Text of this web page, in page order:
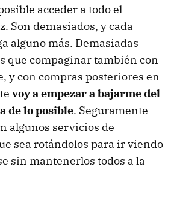
acceder a todo el
Son demasiados, y cada
alguno más. Demasiadas
que compaginar también con
y con compras posteriores en
voy a empezar a bajarme del
de lo posible. Seguramente
algunos servicios de
sea rotándolos para ir viendo
sin mantenerlos todos a la